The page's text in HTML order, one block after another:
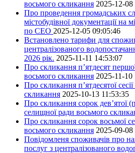
восьмого скликання 2025-12-
Про проведення громадських
містобудівної документації на
по СЕО 2025-12-05 09:05:46
Встановлено тарифи для
централізованого
2026 рік. 2025-11-11 14:53:07
Про скликання п’ятдесят
восьмого скликання 2025-11-10
Про скликання п’ятдесятої
скликання 2025-10-13 11:53:35
Про скликання сорок дев’ятої
селищної ради восьмого
Про скликання сорок восьмої
восьмого скликання 2025-09-08
Повідомленя споживачів про
послуг з централізованого